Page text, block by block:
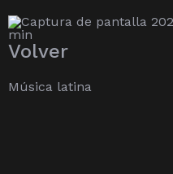
Volver
Música latina